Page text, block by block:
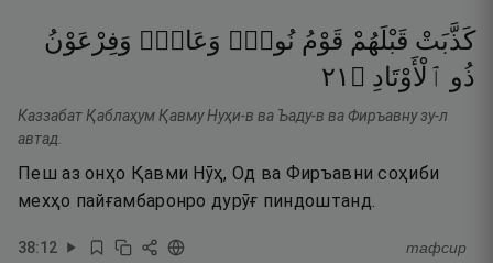
كَذَّبَتْ قَبْلَهُمْ قَوْمُ نُوحٍۢ وَعَادٌۭ وَفِرْعَوْنُ
ذُو ٱلْأَوْتَادِ ۝ ١٢
Каззабат Қаблаҳум Қавму Нуҳи-в ва Ъаду-в ва Фиръавну зу-л
автад.
Пеш аз онҳо Қавми Нӯҳ, Од ва Фиръавни соҳиби
мехҳо пайғамбаронро дурӯғ пиндоштанд.
38:12 тафсир